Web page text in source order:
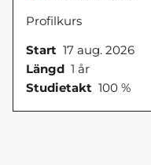
Profilkurs
Start 17 aug. 2026
Längd 1 år
Studietakt 100 %